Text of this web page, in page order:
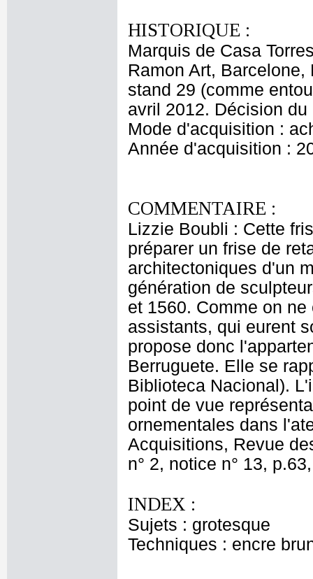
HISTORIQUE :
Marquis de Casa
Ramon Art,
stand 29 (comme
avril 2012. Décision
Mode d'acquisition :
Année d'acquisition :
COMMENTAIRE :
Lizzie Boubli : Cette
préparer un frise de
architectoniques d'un
génération de
et 1560. Comme on
assistants, qui eurent
propose donc
Berruguete. Elle se
Biblioteca Nacional).
point de vue
ornementales dans
Acquisitions, Revue
n° 2, notice n° 13,
INDEX :
Sujets : grotesque
Techniques : encre